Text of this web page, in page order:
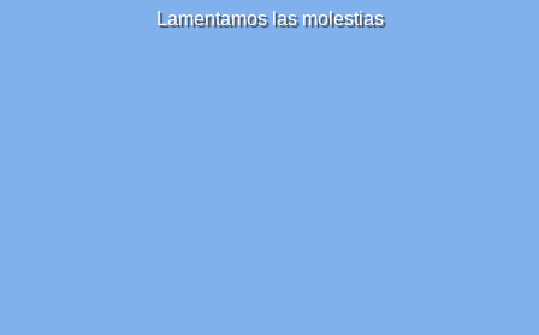
Lamentamos las molestias